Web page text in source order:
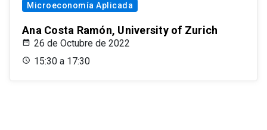
Microeconomía Aplicada
Ana Costa Ramón, University of Zurich
26 de Octubre de 2022
15:30 a 17:30